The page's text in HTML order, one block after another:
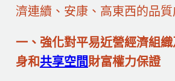
濟連續、安康、高東西的品質
一、強化對平易近營經濟組
身和共享空間財富權力保證